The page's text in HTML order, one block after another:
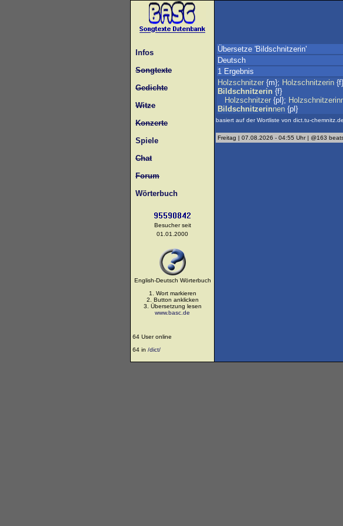
Infos
Songtexte
Gedichte
Witze
Konzerte
Spiele
Chat
Forum
Wörterbuch
Besucher seit
01.01.2000
English-Deutsch Wörterbuch
1. Wort markieren
2. Button anklicken
3. Übersetzung lesen
www.basc.de
64 User online
64 in /dict/
Übersetze 'Bildschnitzerin'
Deutsch
1 Ergebnis
Holzschnitzer {m}; Holzschnitzerin
Bildschnitzerin {f}
Holzschnitzer {pl};
Bildschnitzerinnen {pl}
basiert auf der Wortliste von dict.tu-chemnitz.de
Freitag | 07.08.2026 - 04:55 Uhr | @163